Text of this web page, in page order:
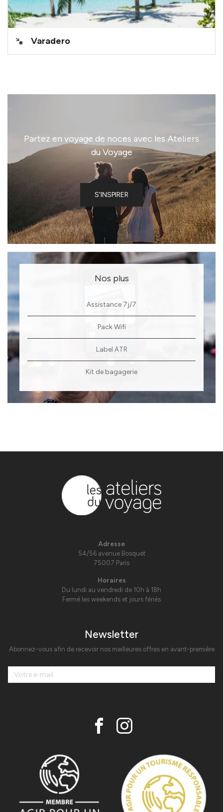
Varadero
Partez en voyage de noces avec les Ateliers
du Voyage
S'INSPIRER
Nos plus
Assistance 7j/7
Pack Wifi
Label ATR
Kit de bagagerie
Adresse
54/56 avenue Bosquet
75007 Paris
Horaires
Du lundi au vendredi de 10h à 18h
Fermé les weekends et jours fériés
Newsletter
Abonnez-vous afin de recevoir nos meilleures offres en avant-première